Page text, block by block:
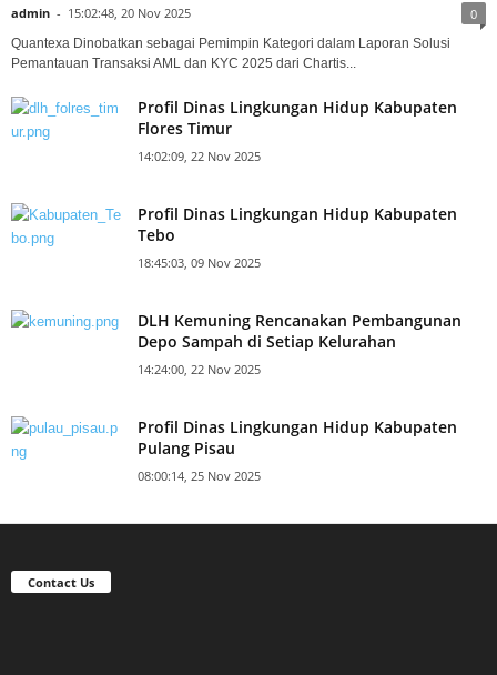
admin - 15:02:48, 20 Nov 2025 0
Quantexa Dinobatkan sebagai Pemimpin Kategori dalam Laporan Solusi
Pemantauan Transaksi AML dan KYC 2025 dari Chartis...
Profil Dinas Lingkungan Hidup Kabupaten
Flores Timur
14:02:09, 22 Nov 2025
Profil Dinas Lingkungan Hidup Kabupaten
Tebo
18:45:03, 09 Nov 2025
DLH Kemuning Rencanakan Pembangunan
Depo Sampah di Setiap Kelurahan
14:24:00, 22 Nov 2025
Profil Dinas Lingkungan Hidup Kabupaten
Pulang Pisau
08:00:14, 25 Nov 2025
Contact Us